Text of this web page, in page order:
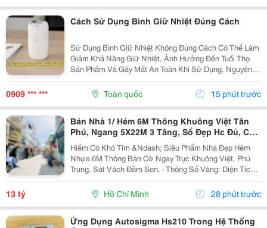
Cách Sử Dụng Bình Giữ Nhiệt Đúng Cách
Sử Dụng Bình Giữ Nhiệt Không Đúng Cách Có Thể Làm
Giảm Khả Năng Giữ Nhiệt, Ảnh Hưởng Đến Tuổi Thọ
Sản Phẩm Và Gây Mất An Toàn Khi Sử Dụng. Nguyên
Nhân Thường Đến Từ Việc Vệ Sinh Sai Cách, Đựng Đồ
Uống Không Phù Hợp Hoặc Bảo Quản Chưa Đúng.
Cùng Khám...
0909 *** *** Toàn quốc 15 phút trước
Bán Nhà 1/ Hẻm 6M Thông Khuông Việt Tân
Phú, Ngang 5X22M 3 Tâng, Sổ Đẹp Hc Đủ, Chỉ
13 Tỷ Tl
Hiếm Có Khó Tìm &Ndash; Siêu Phẩm Nhà Đẹp Hẻm
Nhựa 6M Thông Bàn Cờ Ngay Trục Khuông Việt, Phú
Trung, Sát Vách Đầm Sen. - Thông Số Vàng: Diện Tích
Công Nhận Đủ 106M2, Ngang 5M Bề Thế Cực Hiếm X
Dài 22M, Khuôn Đất Vuông Đét Như Tờ A4. - Kết Cấu
13 tỷ Hồ Chí Minh 28 phút trước
Ứng Dụng Autosigma Hs210 Trong Hệ Thống